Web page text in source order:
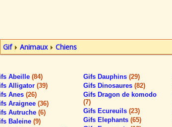
Gif Animaux Chiens
Abeille (84)
Alligator (39)
Anes (26)
Araignee (36)
Autruche (6)
Baleine (9)
Gifs Dauphins (29)
Gifs Dinosaures (82)
Gifs Dragon de komodo
(7)
Gifs Ecureuils (23)
Gifs Elephants (65)